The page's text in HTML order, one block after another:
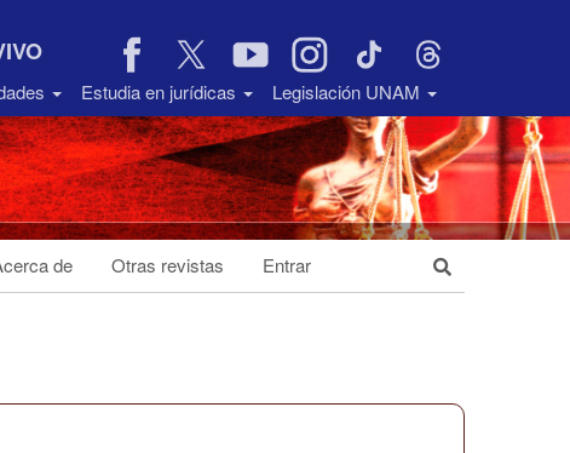
Estudia en jurídicas Legislación UNAM
de Otras revistas Entrar